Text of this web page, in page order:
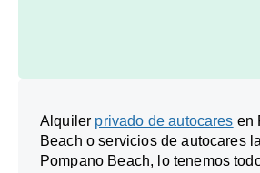
Alquiler privado de autocares en
Beach o servicios de autocares
Pompano Beach, lo tenemos